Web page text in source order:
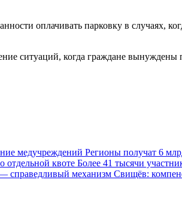
оплачивать парковку в случаях,
ситуаций, когда граждане
Регионы получат 6
Более 41 тысячи
Свищёв: